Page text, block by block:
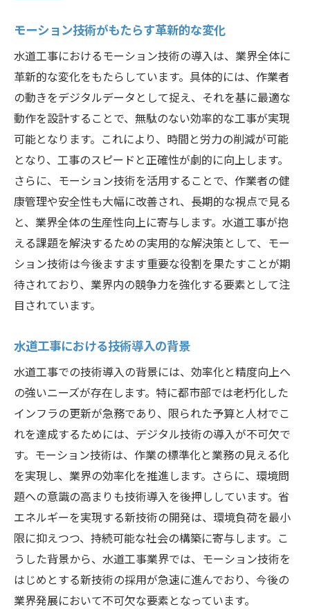
作業効率の向上とコスト削減
精度の高い施工を実現する方法
安全性向上に繋がる技術の使い方
現場スタッフの負担軽減
データ活用によるプロジェクト管理
環境負荷の低減と持続可能性
モーション技術で変わる水道工事の効率と精度
効率化に直結する最新技術
精度向上のためのモーション活用例
プロジェクトスケジュールの短縮効果
施工ミスの減少と品質管理
リアルタイムモニタリングの利点
水道工事におけるモーション技術がもたらす革
従来の工法との比較分析
革新を支える技術的要素
施工現場への影響とその評価
ユーザー視点から見た技術の利点
既存インフラとの統合性
将来的な技術拡張の可能性
モーション技術活用で水道工事の作業時間を短
縮
効率的な作業手順の構築
リアルタイムデータによる時間管理
モーション技術がもたらす革新的な変化
水道工事におけるモーション技術の導入は、業界全体に
革新的な変化をもたらしています。具体的には、作業者
の動きをデジタルデータとして捉え、それを基に最適な
動作を設計することで、無駄のない効率的な工事が実現
可能となります。これにより、時間と労力の削減が可能
となり、工事のスピードと正確性が劇的に向上します。
さらに、モーション技術を活用することで、作業者の健
康管理や安全性も大幅に改善され、長期的な視点で見る
と、業界全体の生産性向上に寄与します。水道工事が抱
える課題を解決するための実用的な解決策として、モー
ション技術は今後ますます重要な役割を果たすことが期
待されており、業界内の競争力を強化する要素として注
目されています。
水道工事における技術導入の背景
水道工事での技術導入の背景には、効率化と精度向上へ
の強いニーズが存在します。特に都市部では老朽化した
インフラの更新が急務であり、限られた予算と人材でこ
れを達成するためには、デジタル技術の導入が不可欠で
す。モーション技術は、作業の標準化と業務の見える化
を実現し、業界の効率化を推進します。さらに、環境問
題への意識の高まりも技術導入を後押ししています。省
エネルギーを実現する新技術の開発は、環境負荷を最小
限に抑えつつ、持続可能な社会の構築に寄与します。こ
うした背景から、水道工事業界では、モーション技術を
はじめとする新技術の採用が急速に進んでおり、今後の
業界発展において不可欠な要素となっています。